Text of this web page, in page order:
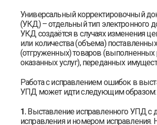
Универсальный корректировочный
(УКД) – отдельный тип электронного
УКД создаётся в случаях изменения
или количества (объема) поставленных
(отгруженных) товаров (выполненных
оказанных услуг), переданных
Работа с исправлением ошибок в
УПД может идти следующим образом:
1.Выставление исправленного УПД с
исправления и номером исправления.